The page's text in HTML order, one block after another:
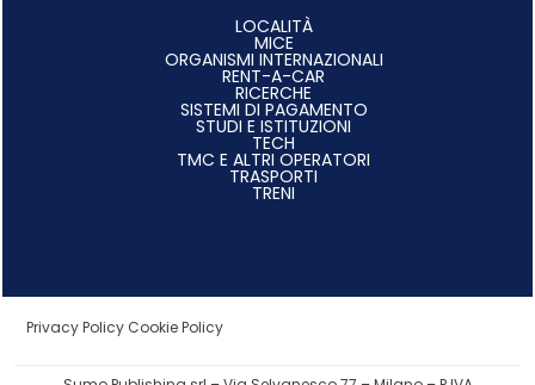
LOCALITÀ
MICE
ORGANISMI INTERNAZIONALI
RENT-A-CAR
RICERCHE
SISTEMI DI PAGAMENTO
STUDI E ISTITUZIONI
TECH
TMC E ALTRI OPERATORI
TRASPORTI
TRENI
Privacy Policy Cookie Policy